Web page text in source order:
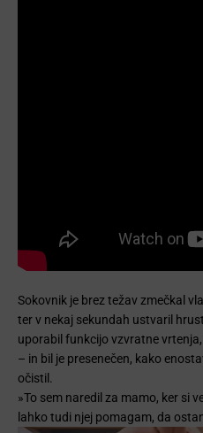
Sokovnik je brez težav zmečkal
ter v nekaj sekundah ustvaril
uporabil funkcijo vzvratne
– in bil je presenečen, kako
očistil.
»To sem naredil za mamo, ker si
lahko tudi njej pomagam, da